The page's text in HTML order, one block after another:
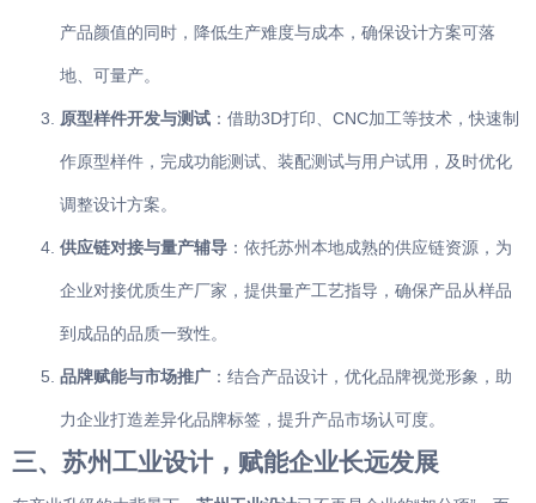
产品颜值的同时，降低生产难度与成本，确保设计方案可落
地、可量产。
原型样件开发与测试 ：借助3D打印、CNC加工等技术，快速制
作原型样件，完成功能测试、装配测试与用户试用，及时优化
调整设计方案。
供应链对接与量产辅导 ：依托苏州本地成熟的供应链资源，为
企业对接优质生产厂家，提供量产工艺指导，确保产品从样品
到成品的品质一致性。
品牌赋能与市场推广 ：结合产品设计，优化品牌视觉形象，助
力企业打造差异化品牌标签，提升产品市场认可度。
三、苏州工业设计，赋能企业长远发展